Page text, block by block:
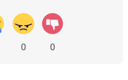
0 0